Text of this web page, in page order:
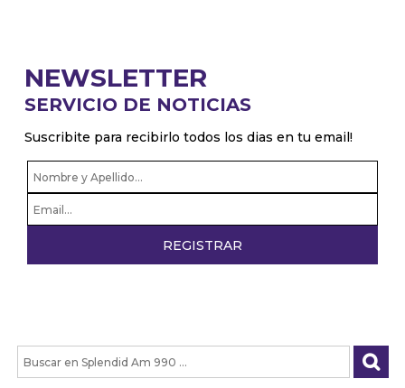
NEWSLETTER
SERVICIO DE NOTICIAS
Suscribite para recibirlo todos los dias en tu email!